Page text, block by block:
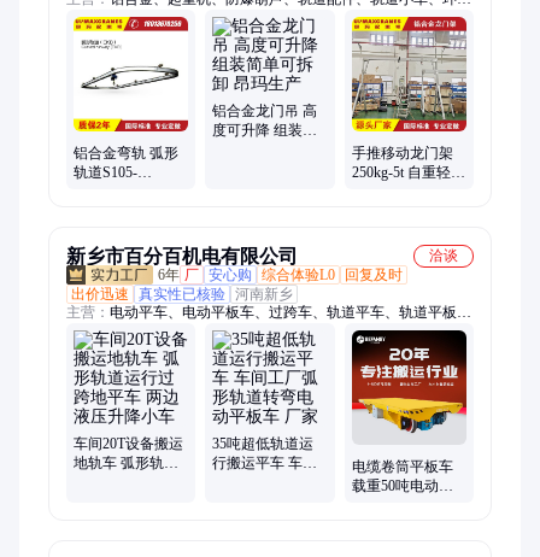
葫芦、电动葫芦、电缆小车、德马格旋臂、钢丝绳葫芦、防爆悬
臂吊、葫芦输送线、钢丝绳电动
铝合金弯轨 弧形
轨道S105-
铝合金龙门吊 高
度可升降 组装简
手推移动龙门架
250kg-5t 自重轻
新乡市百分百机电有限公司
洽谈
6年 厂 安心购 综合体验L0
回复及时
出价迅速
真实性已核验 河南新乡
主营： 电动平车、电动平板车、过跨车、轨道平车、轨道平板
车、轨道车、轨道搬运车、蓄电池轨道车、低压轨道车、轨道摆
渡车、无轨平板车、公铁两用车、电动搬运平车、无轨电动平
车、蓄电池电动平车、rgv、agv、地平车、电动转盘、无轨车、
电动牵引车、平板拖车、自动化小车、台车、转运车
车间20T设备搬运
地轨车 弧形轨道
35吨超低轨道运
行搬运平车 车间
电缆卷筒平板车
载重50吨电动地